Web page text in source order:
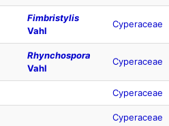
Fimbristylis
Vahl
Cyperaceae
Rhynchospora
Vahl
Cyperaceae
Cyperaceae
Cyperaceae